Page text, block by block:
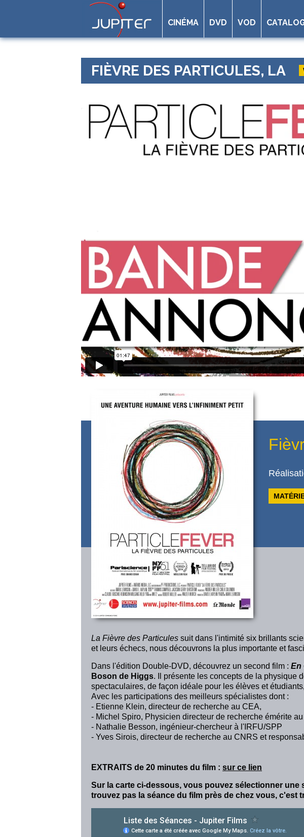
CINÉMA DVD VOD
FIÈVRE DES PARTICULES, LA
La Fièvre des Particules suit dans l'intimité six brillants
et leurs échecs, nous découvrons la plus importante et
Dans l'édition Double-DVD, découvrez un second film : En
Boson de Higgs. Il présente les concepts de la physique
spectaculaires, de façon idéale pour les élèves et
Avec les participations des meilleurs spécialistes dont :
- Etienne Klein, directeur de recherche au CEA,
- Michel Spiro, Physicien directeur de recherche émérite
- Nathalie Besson, ingénieur-chercheur à l'IRFU/SPP
- Yves Sirois, directeur de recherche au CNRS et
EXTRAITS de 20 minutes du film : sur ce lien
Sur la carte ci-dessous, vous pouvez sélectionner
trouvez pas la séance du film près de chez vous,